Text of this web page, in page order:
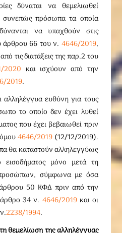
δύναται να θεμελιωθεί
συνεπώς πρόσωπα τα οποία
να υπαχθούν στις
άρθρου 66 του ν. 4646/2019,
τις διατάξεις της παρ.2 του
2020 και ισχύουν από την
2019.
αλληλέγγυα ευθύνη για τους
το οποίο δεν έχει λυθεί
που έχει βεβαιωθεί πριν
4646/2019(12/12/2019).
θα καταστούν αλληλεγγύως
μόνο μετά τη
σύμφωνα με όσα
άρθρου 50 ΚΦΔ πριν από την
34 ν. 4646/2019και οι
2238/1994.